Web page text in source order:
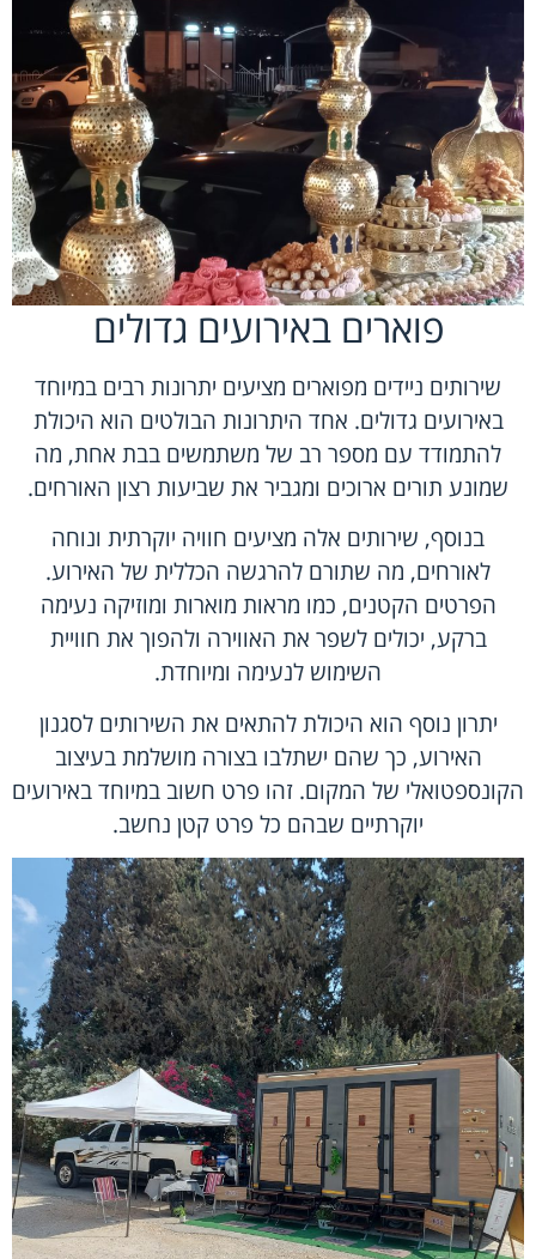
פוארים באירועים גדולים
שירותים ניידים מפוארים מציעים יתרונות רבים במיוחד
באירועים גדולים. אחד היתרונות הבולטים הוא היכולת
להתמודד עם מספר רב של משתמשים בבת אחת, מה
שמונע תורים ארוכים ומגביר את שביעות רצון האורחים.
בנוסף, שירותים אלה מציעים חוויה יוקרתית ונוחה
לאורחים, מה שתורם להרגשה הכללית של האירוע.
הפרטים הקטנים, כמו מראות מוארות ומוזיקה נעימה
ברקע, יכולים לשפר את האווירה ולהפוך את חוויית
השימוש לנעימה ומיוחדת.
יתרון נוסף הוא היכולת להתאים את השירותים לסגנון
האירוע, כך שהם ישתלבו בצורה מושלמת בעיצוב
הקונספטואלי של המקום. זהו פרט חשוב במיוחד באירועים
יוקרתיים שבהם כל פרט קטן נחשב.